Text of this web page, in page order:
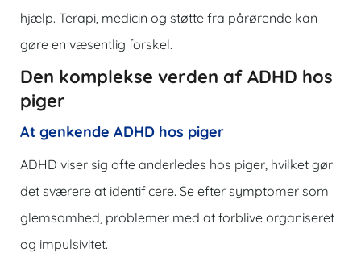
hjælp. Terapi, medicin og støtte fra pårørende kan
gøre en væsentlig forskel.
Den komplekse verden af ​​ADHD hos
piger
At genkende ADHD hos piger
ADHD viser sig ofte anderledes hos piger, hvilket gør
det sværere at identificere. Se efter symptomer som
glemsomhed, problemer med at forblive organiseret
og impulsivitet.